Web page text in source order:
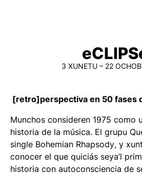
3 XUNETU – 22
[retro]perspectiva en 50 fases
Munchos consideren 1975 como
historia de la música. El grupu
single Bohemian Rhapsody, y
conocer el que quiciás seya’l
historia con autoconsciencia de